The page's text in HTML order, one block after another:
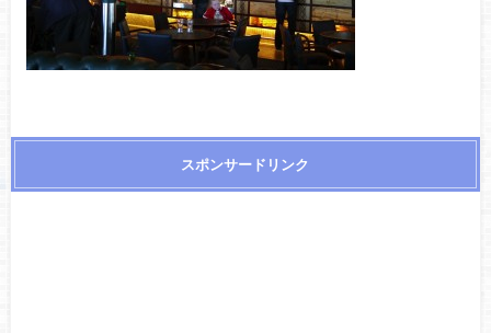
スポンサードリンク